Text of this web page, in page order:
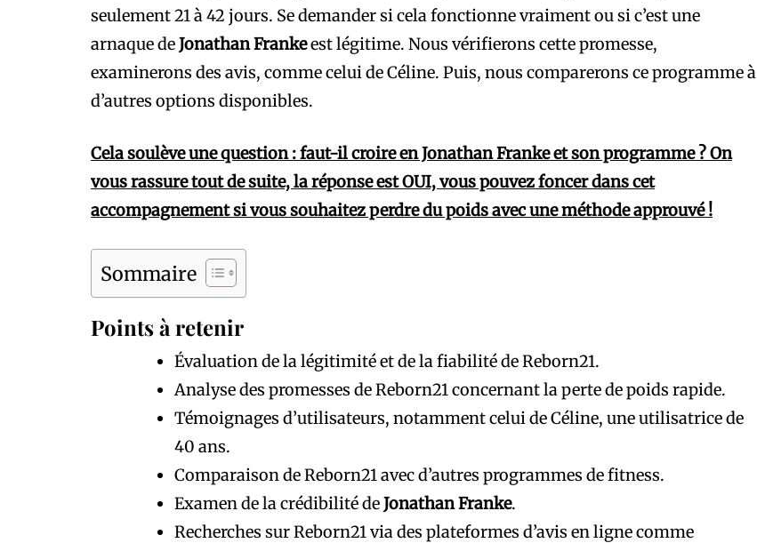
seulement 21 à 42 jours. Se demander si cela fonctionne vraiment ou si c’est une
arnaque deJonathan Frankeest légitime. Nous vérifierons cette promesse,
examinerons des avis, comme celui de Céline. Puis, nous comparerons ce programme à
d’autres options disponibles.
Cela soulève une question : faut-il croire en Jonathan Franke et son programme ? On
vous rassure tout de suite, la réponse est OUI, vous pouvez foncer dans cet
accompagnement si vous souhaitez perdre du poids avec une méthode approuvé !
Sommaire
Points à retenir
Évaluation de la légitimité et de la fiabilité de Reborn21.
Analyse des promesses de Reborn21 concernant la perte de poids rapide.
Témoignages d’utilisateurs, notamment celui de Céline, une utilisatrice de
40 ans.
Comparaison de Reborn21 avec d’autres programmes de fitness.
Examen de la crédibilité deJonathan Franke.
Recherches sur Reborn21 via des plateformes d’avis en ligne comme